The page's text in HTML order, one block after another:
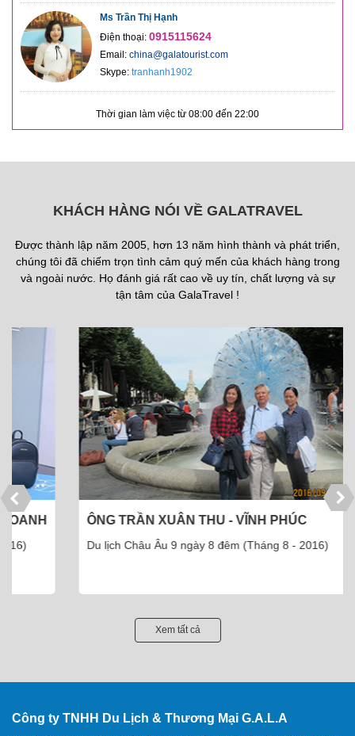
Ms Trần Thị Hạnh
Điện thoại: 0915115624
Email: china@galatourist.com
Skype: tranhanh1902
Thời gian làm việc từ 08:00 đến 22:00
KHÁCH HÀNG NÓI VỀ GALATRAVEL
Được thành lập năm 2005, hơn 13 năm hình thành và phát triển,
chúng tôi đã chiếm trọn tình cảm quý mến của khách hàng trong
và ngoài nước. Họ đánh giá rất cao về uy tín, chất lượng và sự
tận tâm của GalaTravel !
ÔNG TRẦN XUÂN THU - VĨNH PHÚC
Du lịch Châu Âu 9 ngày 8 đêm (Tháng 8 - 2016)
Xem tất cả
Công ty TNHH Du Lịch & Thương Mại G.A.L.A